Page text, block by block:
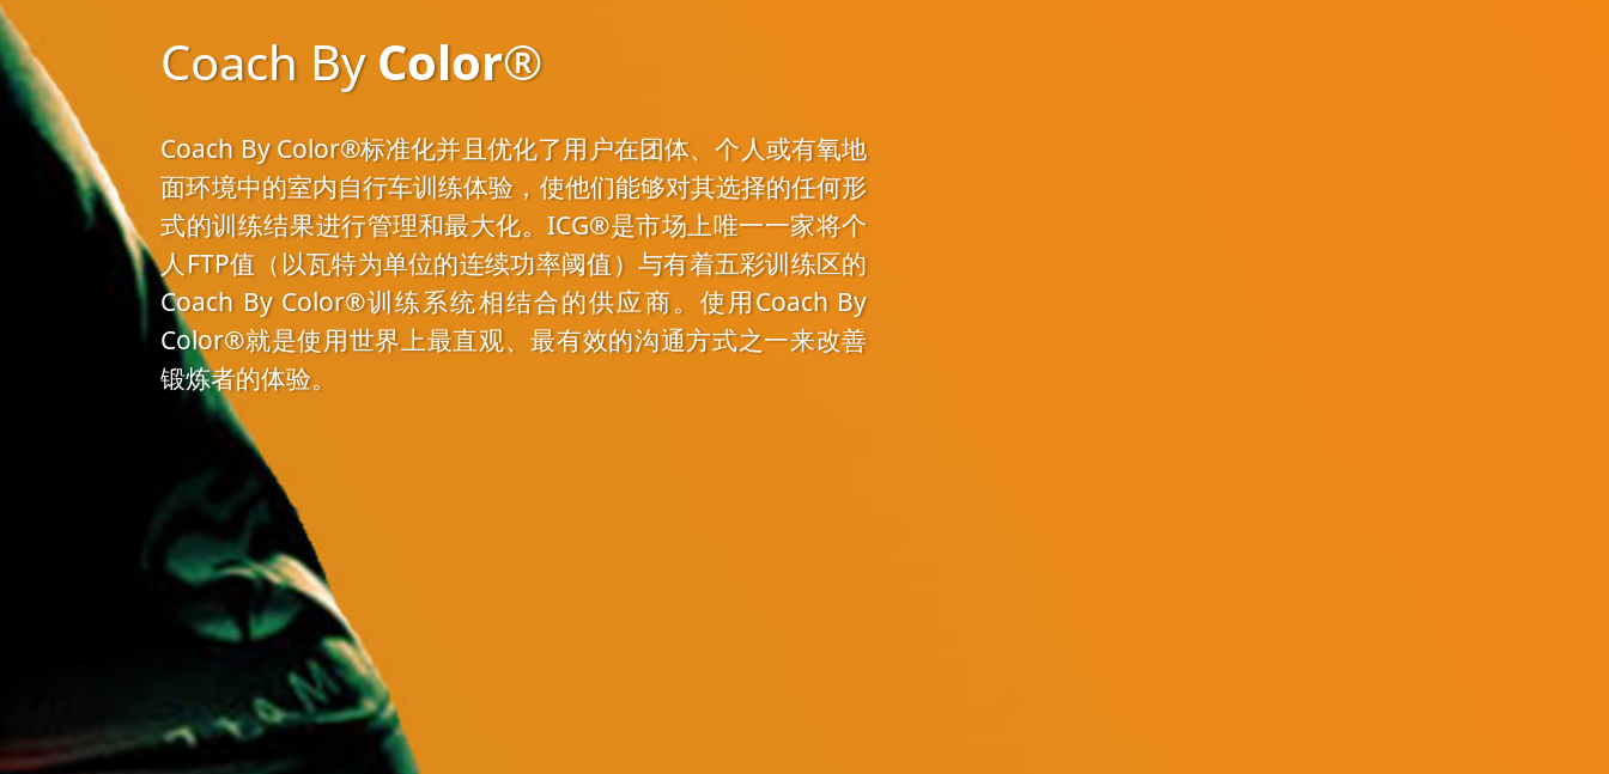
Coach ByColor®
Coach By Color®标准化并且优化了用户在团体、个人或有氧地
面环境中的室内自行车训练体验，使他们能够对其选择的任何形
式的训练结果进行管理和最大化。ICG®是市场上唯一一家将个
人FTP值（以瓦特为单位的连续功率阈值）与有着五彩训练区的
Coach By Color®训练系统相结合的供应商。使用Coach By
Color®就是使用世界上最直观、最有效的沟通方式之一来改善
锻炼者的体验。